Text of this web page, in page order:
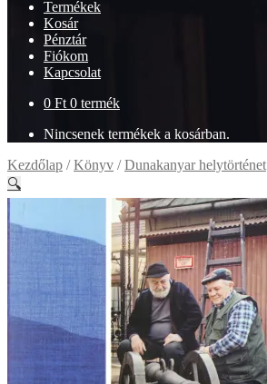
Termékek
Kosár
Pénztár
Fiókom
Kapcsolat
0 Ft 0 termék
Nincsenek termékek a kosárban.
Kezdőlap /Könyv /Dunakanyar helytörténet
🔍